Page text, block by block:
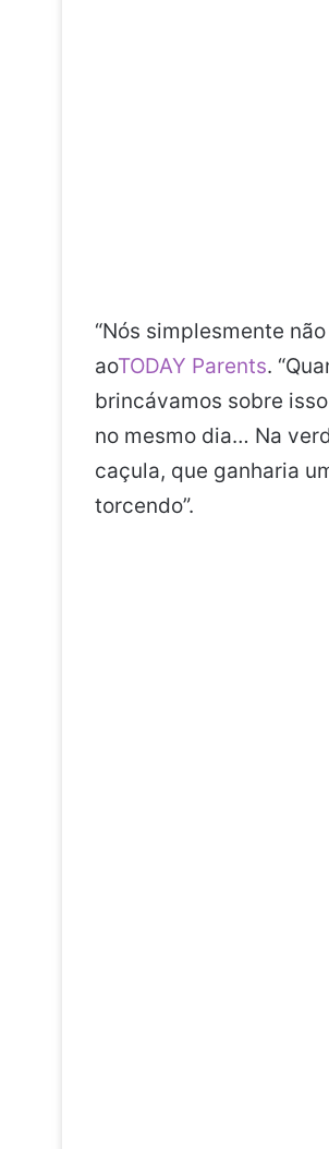
“Nós simplesmente
aoTODAY Parents.
brincávamos sobre
no mesmo dia… Na
caçula, que ganharia
torcendo”.